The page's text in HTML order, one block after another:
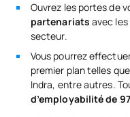
Ouvrez les portes de
partenariatsavec
secteur.
Vous pourrez
premier plan telles
Indra, entre autres.
d’employabilité de